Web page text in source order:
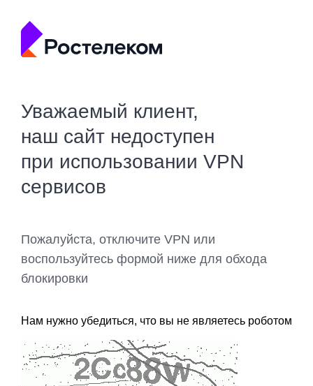
Уважаемый клиент,
наш сайт недоступен
при использовании VPN
сервисов
Пожалуйста, отключите VPN или
воспользуйтесь формой ниже для обхода
блокировки
Нам нужно убедиться, что вы не являетесь роботом